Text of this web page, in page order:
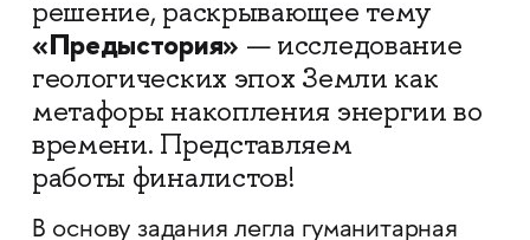
решение, раскрывающее тему
«Предыстория» — исследование
геологических эпох Земли как
метафоры накопления энергии во
времени. Представляем
работы финалистов!
В основу задания легла гуманитарная